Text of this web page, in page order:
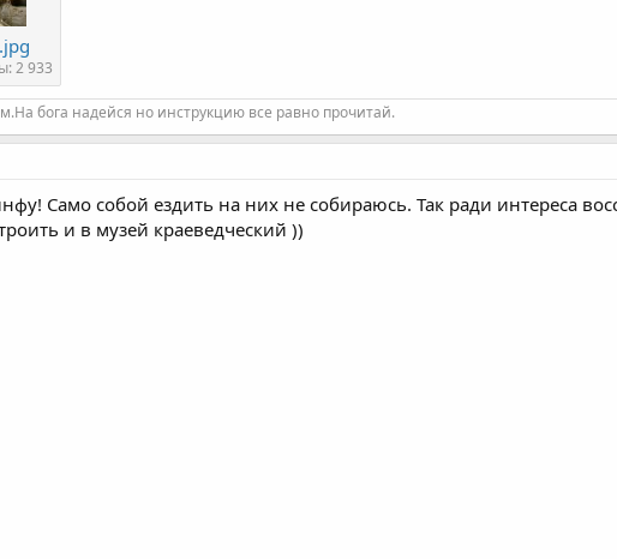
2 933
бога надейся но инструкцию все равно прочитай.
Само собой ездить на них не собираюсь. Так ради интереса
и в музей краеведческий ))